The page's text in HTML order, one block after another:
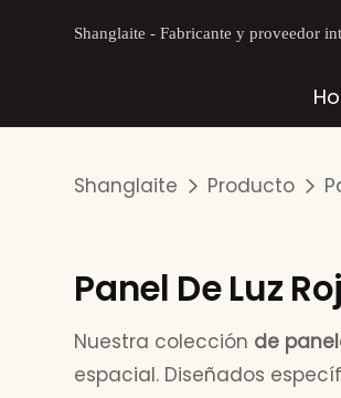
Shanglaite - Fabricante y proveedor
Shanglaite Producto
Panel De Luz
Nuestra colección de
espacial. Diseñados